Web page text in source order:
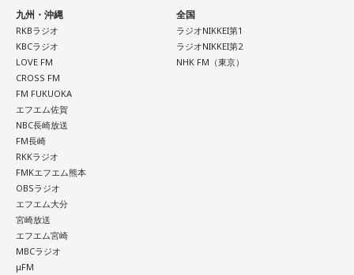
【11位】山羊座（やぎ座）
頑張ることが当たり前になっているなら、今日は少し力を抜
いてみて。成果を出すことだけが人生の豊かさではありませ
ん。楽しい、心地いいという感覚を取り戻すことで次の流れ
が見えてきます。今日は仕事を早めに切り上げて好きなこと
をして過ごして。
【12位】蠍座（さそり座）
心の奥で「もうこのままでは違う」と感じていたことが浮か
び上がるかもしれません。でも、それは生き方を変えるため
の大切なサイン。無理に答えを出さず、本音を大切にしてみ
て。夜は「本当はどうしたい？」と自分に問いかけてみまし
ょう。今日はスマホから離れて、好きな音楽や香りと一緒に
ゆっくり過ごしましょう。
九州・沖縄
RKBラジオ
KBCラジオ
LOVE FM
CROSS FM
FM FUKUOKA
エフエム佐賀
NBC長崎放送
FM長崎
RKKラジオ
FMKエフエム熊本
OBSラジオ
エフエム大分
宮崎放送
エフエム宮崎
MBCラジオ
μFM
全国
ラジオNIKKEI第1
ラジオNIKKEI第2
NHK FM（東京）